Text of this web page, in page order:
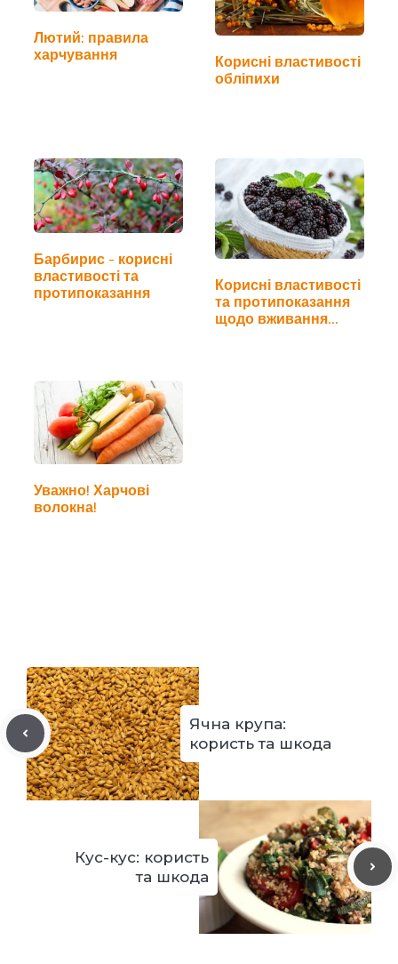
Лютий: правила
харчування
Корисні властивості
обліпихи
Барбирис - корисні
властивості та
протипоказання
Корисні властивості
та протипоказання
щодо вживання
Уважно! Харчові
волокна!
Ячна крупа:
користь та шкода
Кус-кус: користь
та шкода